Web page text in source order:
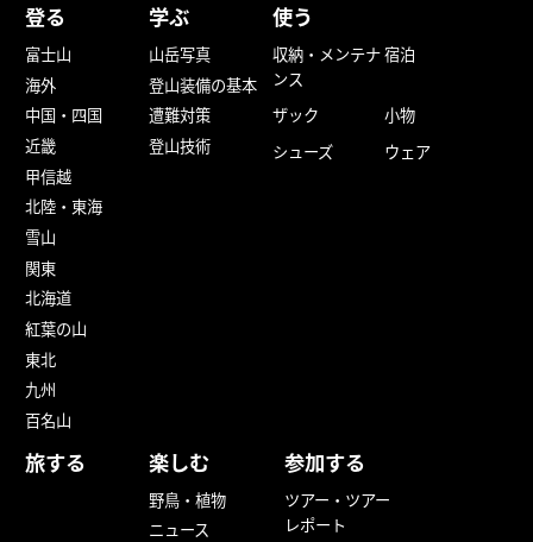
登る
富士山
海外
中国・四国
近畿
甲信越
北陸・東海
雪山
関東
北海道
紅葉の山
東北
九州
百名山
学ぶ
山岳写真
登山装備の基本
遭難対策
登山技術
使う
収納・メンテナ
ンス
宿泊
ザック
小物
シューズ
ウェア
旅する 楽しむ
野鳥・植物
ニュース
参加する
ツアー・ツアー
レポート